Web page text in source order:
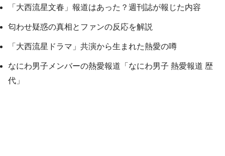
「大西流星文春」報道はあった？週刊誌が報じた内容
匂わせ疑惑の真相とファンの反応を解説
「大西流星ドラマ」共演から生まれた熱愛の噂
なにわ男子メンバーの熱愛報道「なにわ男子 熱愛報道 歴
代」